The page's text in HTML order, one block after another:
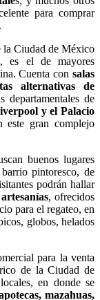
para comprar
la Ciudad de México
es el de mayores
Cuenta con salas
alternativas de
departamentales de
y el Palacio
este gran complejo
buenos lugares
pintoresco, de
podrán hallar
, ofrecidos
para el regateo, en
globos, helados
para la venta
de la Ciudad de
en donde se
mazahuas,